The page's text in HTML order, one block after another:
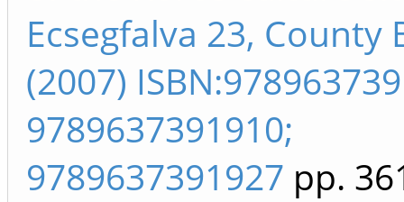
Ecsegfalva 23, County
(2007)
9789637391910;
9789637391927 pp.